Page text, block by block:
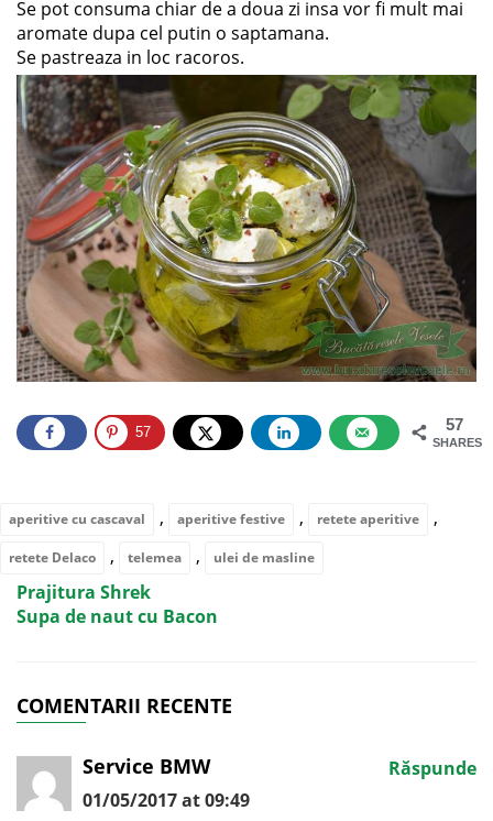
Se pot consuma chiar de a doua zi insa vor fi mult mai
aromate dupa cel putin o saptamana.
Se pastreaza in loc racoros.
57
SHARES
57
aperitive cu cascaval , aperitive festive , retete aperitive ,
retete Delaco , telemea , ulei de masline
Prajitura Shrek
Supa de naut cu Bacon
COMENTARII RECENTE
Service BMW
01/05/2017 at 09:49
Răspunde